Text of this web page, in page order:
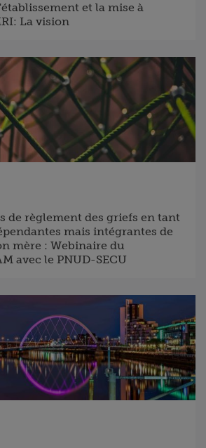
et la mise à
La vision
de règlement des griefs en tant
mais intégrantes de
mère : Webinaire du
avec le PNUD-SECU